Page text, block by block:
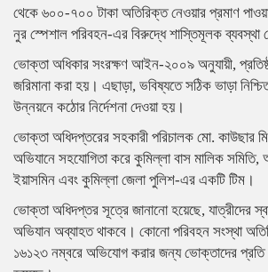
থেকে ৬০০-৭০০ টাকা অতিরিক্ত নেওয়ার প্রমাণ
নুর স্পেশাল পরিবহন-এর বিরুদ্ধে শাস্তিমূলক ব্যবস্থা
ভোক্তা অধিকার সংরক্ষণ আইন-২০০৯ অনুযায়ী,
জরিমানা করা হয়। এছাড়া, ভবিষ্যতে সঠিক ভাড়া
উন্নয়নে কঠোর নির্দেশনা দেওয়া হয়।
ভোক্তা অধিদপ্তরের সহকারী পরিচালক মো. কাউছার
অভিযানে সহযোগিতা করে কুমিল্লা বাস মালিক সমিতি,
ইয়াসমিন এবং কুমিল্লা জেলা পুলিশ-এর একটি টিম।
ভোক্তা অধিদপ্তর সূত্রে জানানো হয়েছে, যাত্রীদের
অভিযান অব্যাহত থাকবে। কোনো পরিবহন সংস্থা
১৬১২৩ নম্বরে অভিযোগ করার জন্য ভোক্তাদের প্রতি